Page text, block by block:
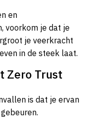
en
voorkom je dat je
je veerkracht
in de steek laat.
Zero Trust
is dat je ervan